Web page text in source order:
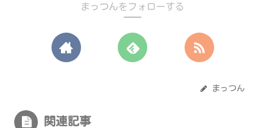
まっつんをフォローする
まっつん
関連記事